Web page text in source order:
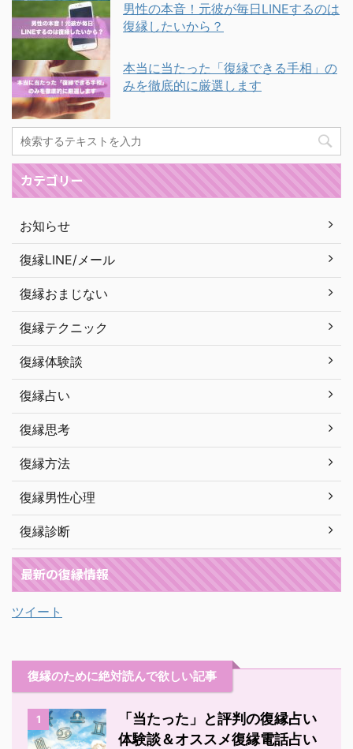
男性の本音！元彼が毎日LINEするのは
復縁したいから？
本当に当たった「復縁できる手相」の
みを徹底的に厳選します
カテゴリー
お知らせ
復縁LINE/メール
復縁おまじない
復縁テクニック
復縁体験談
復縁占い
復縁思考
復縁方法
復縁男性心理
復縁診断
最新の復縁情報
ツイート
復縁のために絶対読んで欲しい記事
1
「当たった」と評判の復縁占い
体験談＆オススメ復縁電話占い